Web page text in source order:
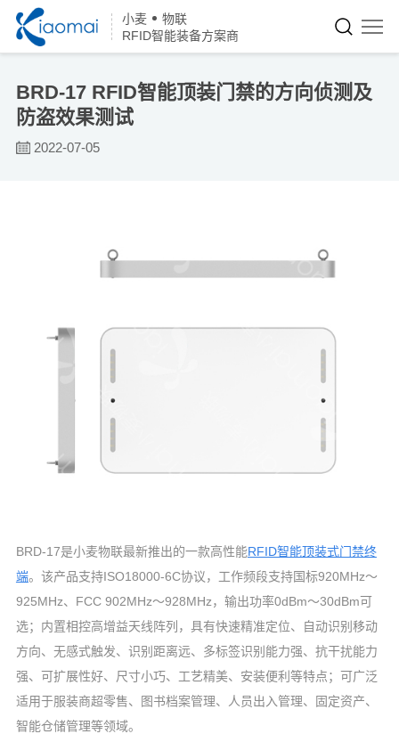
小麦
物联
RFID智能装备方案商
BRD-17 RFID智能顶装门禁的方向侦测及
防盗效果测试
2022-07-05
BRD-17是小麦物联最新推出的一款高性能RFID智能顶装式门禁终
端。该产品支持ISO18000-6C协议，工作频段支持国标920MHz～
925MHz、FCC 902MHz～928MHz，输出功率0dBm～30dBm可
选；内置相控高增益天线阵列，具有快速精准定位、自动识别移动
方向、无感式触发、识别距离远、多标签识别能力强、抗干扰能力
强、可扩展性好、尺寸小巧、工艺精美、安装便利等特点；可广泛
适用于服装商超零售、图书档案管理、人员出入管理、固定资产、
智能仓储管理等领域。